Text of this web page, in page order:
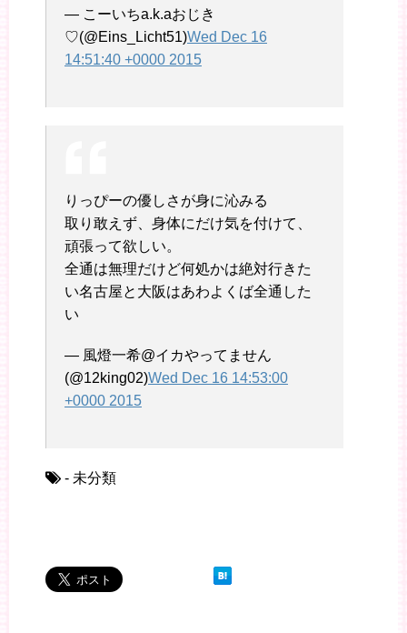
— こーいちa.k.aおじき
♡(@Eins_Licht51)Wed Dec 16
14:51:40 +0000 2015
りっぴーの優しさが身に沁みる
取り敢えず、身体にだけ気を付けて、
頑張って欲しい。
全通は無理だけど何処かは絶対行きた
い名古屋と大阪はあわよくば全通した
い
— 風燈一希@イカやってません
(@12king02)Wed Dec 16 14:53:00
+0000 2015
- 未分類